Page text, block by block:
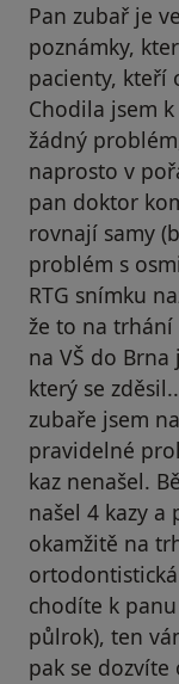
Pan zubař je
poznámky,
pacienty, kteří
Chodila jsem
žádný
naprosto v
pan doktor
rovnají samy
problém s
RTG snímku
že to na trhání
na VŠ do
který se
zubaře jsem
pravidelné
kaz nenašel.
našel 4 kazy a
okamžitě na
chodíte k
půlrok), ten
pak se dozvíte